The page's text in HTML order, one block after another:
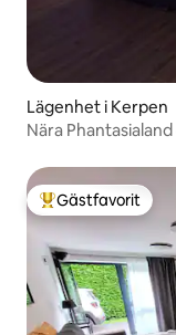
Lägenhet i Kerpen
Nära
Populär gästfavorit
Gästfavorit